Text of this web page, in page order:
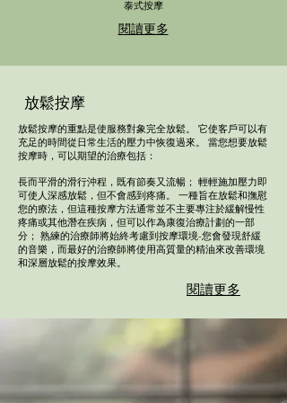
泰式按摩
閱讀更多
放鬆按摩
放鬆按摩的重點是使服務對象完全放鬆。 它使客戶可以有
充足的時間從日常生活的壓力中恢復過來。 當您想要放鬆
按摩時，可以期望的治療包括：
長而平滑的滑行沖程，既有節奏又流暢； 輕輕施加壓力即
可使人深感放鬆，但不會感到疼痛。 一種旨在放鬆和撫慰
您的療法，但這種按摩方法通常並不主要專注於緩解慢性
疼痛或其他潛在疾病，但可以作為康復治療計劃的一部
分； 熟練的治療師將始終考慮到按摩環境-您會發現舒緩
的音樂，而最好的治療師將使用高質量的精油來改善環境
和深層放鬆的按摩效果。
閱讀更多